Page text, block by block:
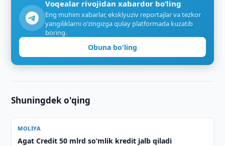
Voqealar rivojidan xabardor bo‘ling
Eng muhim xabarlar, eksklyuziv reportajlar va tezkor
yangiliklarni o‘zingizga qulay platformada kuzatib
boring.
Obuna bo'ling
Shuningdek o'qing
MOLIYA
Agat Credit 50 mlrd so‘mlik kredit jalb qiladi